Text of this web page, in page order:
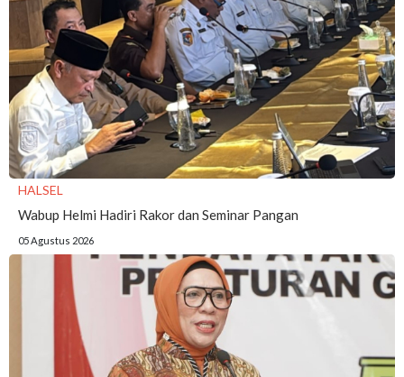
HALSEL
Wabup Helmi Hadiri Rakor dan Seminar Pangan
05 Agustus 2026